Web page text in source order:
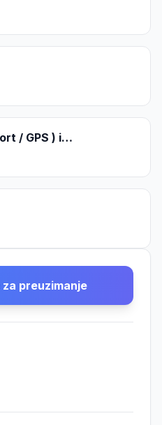
/ GPS ) i
preuzimanje